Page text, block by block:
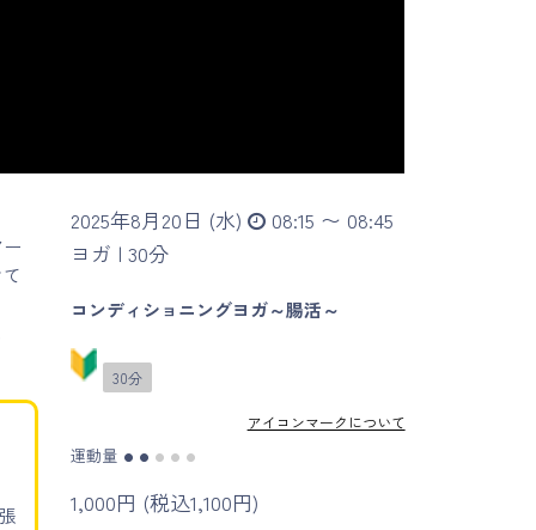
2025年8月20日 (水)
08:15 〜 08:45
ヨガ | 30分
コンディショニングヨガ～腸活～
30分
アイコンマークについて
運動量 ● ● ● ● ●
1,000円 (税込1,100円)